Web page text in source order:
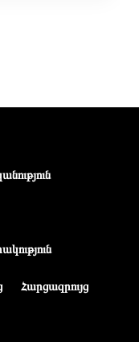
Հարցազրույց